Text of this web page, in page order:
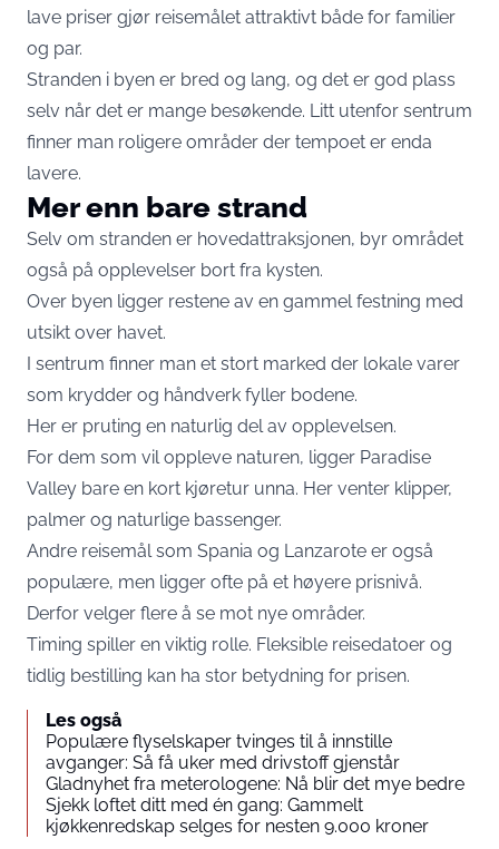
lave priser gjør reisemålet attraktivt både for familier
og par.
Stranden i byen er bred og lang, og det er god plass
selv når det er mange besøkende. Litt utenfor sentrum
finner man roligere områder der tempoet er enda
lavere.
Mer enn bare strand
Selv om stranden er hovedattraksjonen, byr området
også på opplevelser bort fra kysten.
Over byen ligger restene av en gammel festning med
utsikt over havet.
I sentrum finner man et stort marked der lokale varer
som krydder og håndverk fyller bodene.
Her er pruting en naturlig del av opplevelsen.
For dem som vil oppleve naturen, ligger Paradise
Valley bare en kort kjøretur unna. Her venter klipper,
palmer og naturlige bassenger.
Andre reisemål som Spania og Lanzarote er også
populære, men ligger ofte på et høyere prisnivå.
Derfor velger flere å se mot nye områder.
Timing spiller en viktig rolle. Fleksible reisedatoer og
tidlig bestilling kan ha stor betydning for prisen.
Les også
Populære flyselskaper tvinges til å innstille
avganger: Så få uker med drivstoff gjenstår
Gladnyhet fra meterologene: Nå blir det mye bedre
Sjekk loftet ditt med én gang: Gammelt
kjøkkenredskap selges for nesten 9.000 kroner